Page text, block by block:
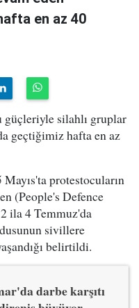
en az 40
güçleriyle silahlı gruplar
geçtiğimiz hafta en az
protestocuların
(People's Defence
ila 4 Temmuz'da
sivillere
belirtildi.
darbe karşıtı